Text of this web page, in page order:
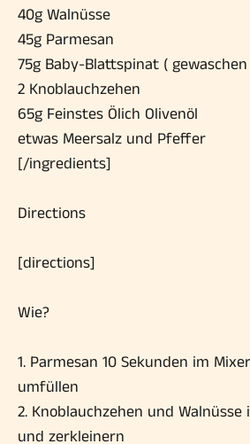
40g Walnüsse
45g Parmesan
75g Baby-Blattspinat (
2 Knoblauchzehen
65g Feinstes Ölich Olivenöl
etwas Meersalz und Pfeffer
[/ingredients]
Directions
[directions]
Wie?
1. Parmesan 10 Sekunden im
umfüllen
2. Knoblauchzehen und
und zerkleinern